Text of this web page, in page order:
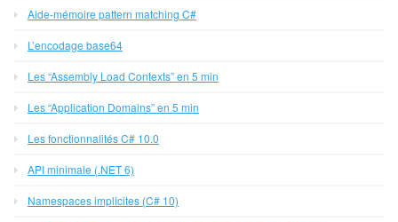
Aide-mémoire pattern matching C#
L’encodage base64
Les “Assembly Load Contexts” en 5 min
Les “Application Domains” en 5 min
Les fonctionnalités C# 10.0
API minimale (.NET 6)
Namespaces implicites (C# 10)